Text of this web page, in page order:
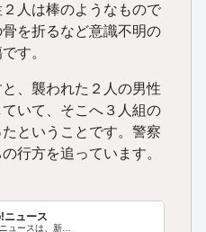
人は棒のようなもので
を折るなど意識不明の
す。
、襲われた２人の男性
いて、そこへ３人組の
ということです。警察
行方を追っています。
ニュース
ュースは、新…